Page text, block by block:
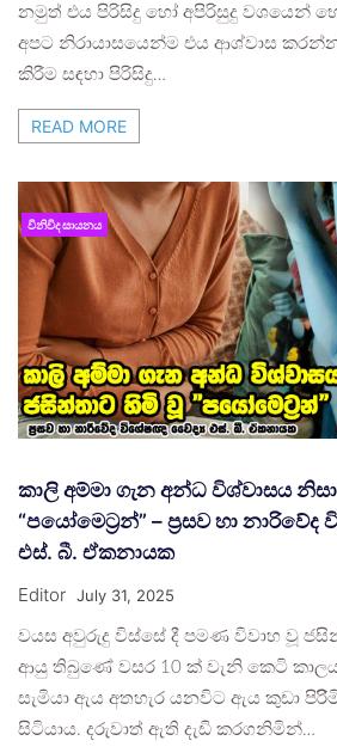
නමුත් එය පිරිසිදු හෝ අපිරිසුදු වශයෙන්
අපට නිරායාසයෙන්ම එය ආශ්වාස
කිරීම සඳහා පිරිසිදු…
READ MORE
විනිවිද සායනය
කාලි අම්මා ගැන අන්ධ විශ්වාසය
“පයෝමෙට්‍රන්” – ප්‍රසව හා
එස්. බී. ඒකනායක
Editor July 31, 2025
වයස අවුරුදු විස්සේ දී පමණ විවාහ වූ
ආයු තිබුණේ වසර 10 ක් වැනි කෙටි
සැමියා ඇය අතහැර යනවිට ඇය කුඩා
සිටියාය. දරුවාත් ඇති දැඩි කරගනිමින්…